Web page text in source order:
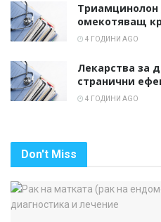
омекотяващ
4 ГОДИНИ AGO
Лекарства за
странични
4 ГОДИНИ AGO
Don't Miss